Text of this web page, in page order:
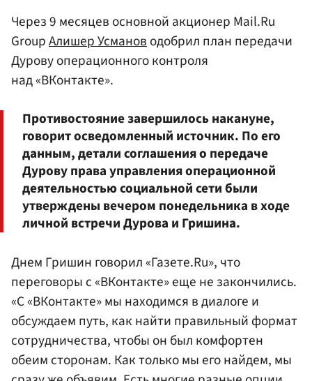
Через 9 месяцев основной акционер Mail.Ru
GroupАлишер Усмановодобрил план передачи
Дурову операционного контроля
над «ВКонтакте».
Противостояние завершилось накануне,
говорит осведомленный источник. По его
данным, детали соглашения о передаче
Дурову права управления операционной
деятельностью социальной сети были
утверждены вечером понедельника в ходе
личной встречи Дурова и Гришина.
Днем Гришин говорил «Газете.Ru», что
переговоры с «ВКонтакте» еще не закончились.
«С «ВКонтакте» мы находимся в диалоге и
обсуждаем путь, как найти правильный формат
сотрудничества, чтобы он был комфортен
обеим сторонам. Как только мы его найдем, мы